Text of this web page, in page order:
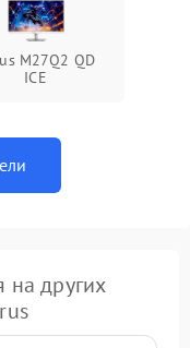
Подробнее →
M27Q2 QD
ICE
на других